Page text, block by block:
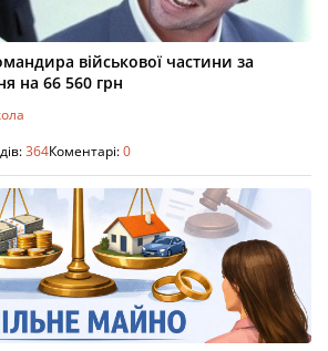
військової частини за
на 66 560 грн
364Коментарі:0